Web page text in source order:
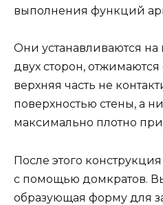
выполнения функций
Они устанавливаются на
двух сторон, отжимаются
верхняя часть не
поверхностью стены, а
максимально плотно
После этого
с помощью домкратов.
образующая форму для